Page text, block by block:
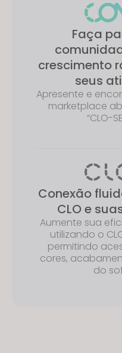
Faça
crescimento
seus
Apresente e
marketplace
“CLO-
Conexão
CLO e
Aumente sua
utilizando o
permitindo
cores,
do